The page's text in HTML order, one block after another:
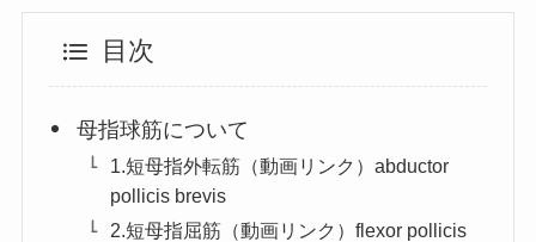
目次
母指球筋について
1.短母指外転筋（動画リンク）abductor
pollicis brevis
2.短母指屈筋（動画リンク）flexor pollicis